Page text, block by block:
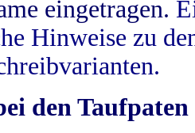
eingetragen.
Hinweise zu
den Taufpaten